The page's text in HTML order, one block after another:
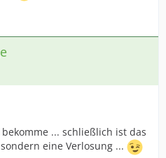
... schließlich ist das
eine Verlosung ...